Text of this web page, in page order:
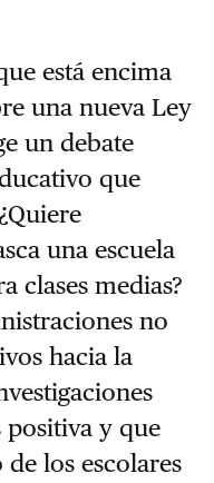
está encima
una nueva Ley
un debate
que
una escuela
clases medias?
no
hacia la
positiva y que
los escolares